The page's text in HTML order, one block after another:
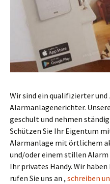
Wir sind ein qualifizierter
Alarmanlagenerichter.
geschult und nehmen
Schützen Sie Ihr Eigentum
Alarmanlage mit örtlichem
und/oder einem stillen
Ihr privates Handy. Wir
rufen Sie uns an , schreiben